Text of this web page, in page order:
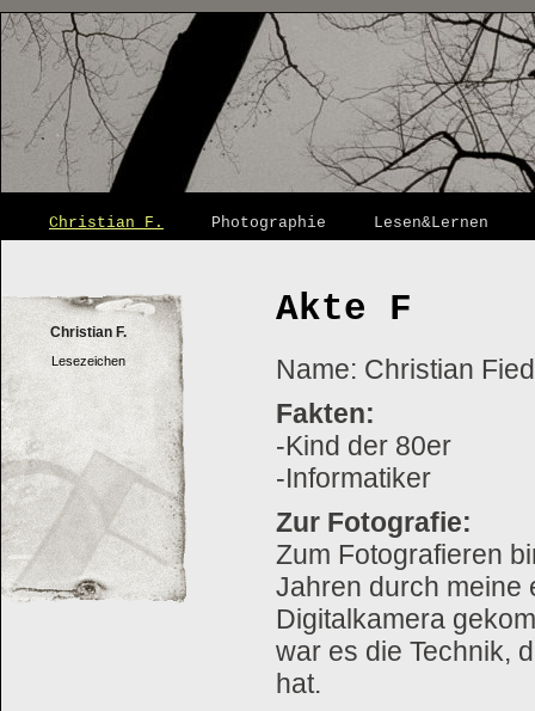
Akte F
Name: Christian
Fakten:
-Kind der 80er
-Informatiker
Zur Fotografie:
Zum Fotografieren
Jahren durch meine
Digitalkamera
war es die Technik,
hat.
Christian F. Photographie Lesen&Lernen
Christian F.
Lesezeichen